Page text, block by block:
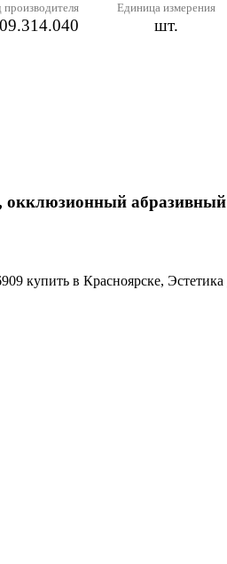
производителя Единица измерения
шт.
окклюзионный абразивный